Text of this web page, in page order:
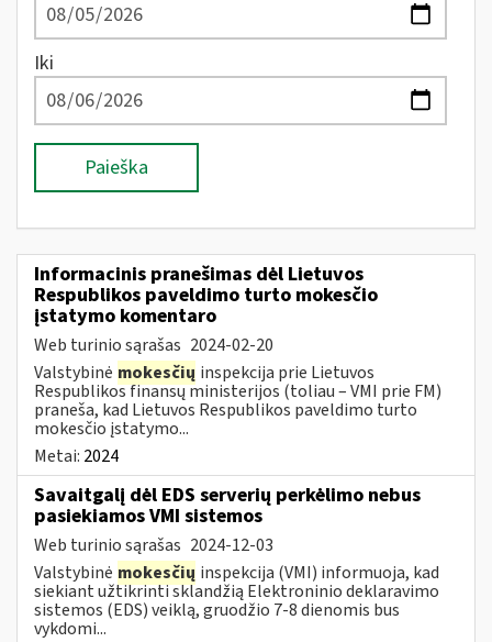
Iki
Paieška
Informacinis pranešimas dėl Lietuvos
Respublikos paveldimo turto mokesčio
įstatymo komentaro
Web turinio sąrašas 2024-02-20
Valstybinė mokesčių inspekcija prie Lietuvos
Respublikos finansų ministerijos (toliau – VMI prie FM)
praneša, kad Lietuvos Respublikos paveldimo turto
mokesčio įstatymo...
Metai: 2024
Savaitgalį dėl EDS serverių perkėlimo nebus
pasiekiamos VMI sistemos
Web turinio sąrašas 2024-12-03
Valstybinė mokesčių inspekcija (VMI) informuoja, kad
siekiant užtikrinti sklandžią Elektroninio deklaravimo
sistemos (EDS) veiklą, gruodžio 7-8 dienomis bus
vykdomi...